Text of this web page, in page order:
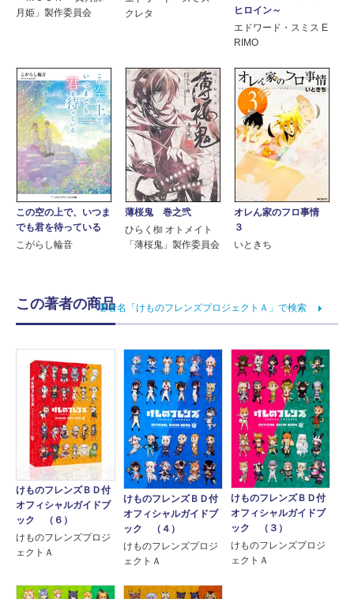
月姫」製作委員会
クレタ
ヒロイン～
エドワード・スミス E
RIMO
この空の上で、いつま
でも君を待っている
こがらし輪音
薄桜鬼 巻之弐
ひらく椥 オトメイト
「薄桜鬼」製作委員会
オレん家のフロ事情
３
いときち
この著者の商品著者名「けものフレンズプロジェクトＡ」で検索
けものフレンズＢＤ付
オフィシャルガイドブ
ック （６）
けものフレンズプロジ
ェクトＡ
けものフレンズＢＤ付
オフィシャルガイドブ
ック （４）
けものフレンズプロジ
ェクトＡ
けものフレンズＢＤ付
オフィシャルガイドブ
ック （３）
けものフレンズプロジ
ェクトＡ